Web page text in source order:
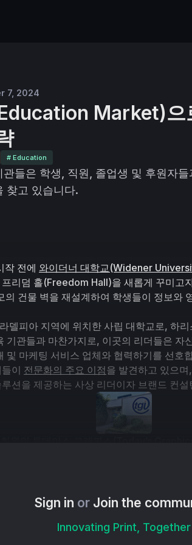
7, 2024
Market)으
# Education
들은 학생, 직원, 졸업생 및 후원자들
찾고 있습니다.
전에 와이더너 대학교(Widener
리덤 홀(Freedom Hall)을 새롭게 꾸미고
건물 벽을 재설계하여 학생들이 정보와
델피아 지역에 위치한 사립 대학교로, 하
기관들과 마찬가지로, 이곳의 리더들은 자
및 마케팅 서비스 업체와 협력하기를 선호
이 전문화의 주요 이점을 발견하고 있으
션을 제공하는 사상 리더이자 브랜드 컨
상거래 스토어, 키팅, 우편 솔루션 등을 제
라델피아 지역의 주요 특화 인쇄 및 마케팅
초점 중 하나입니다. 이 회사는 학교에 안
디렉토리, 다이렉트 메일, 학생 환영 키트
Sign in or Join the
Innovating Print, Together